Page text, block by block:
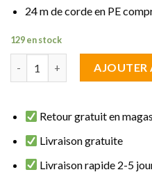
24 m de corde en PE
129 en stock
quantité de brise vueAJOUTER
Retour gratuit en
Livraison gratuite
Livraison rapide 2-5